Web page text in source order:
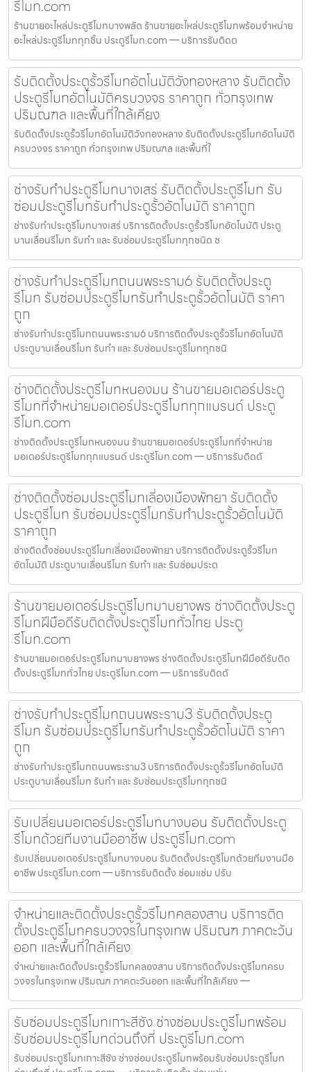
รีโมท.com
ร้านขายอะไหล่ประตูรีโมทบางพลัด ร้านขายอะไหล่ประตูรีโมทพร้อมจำหน่าย
อะไหล่ประตูรีโมททุกชิ้น ประตูรีโมท.com — บริการรับติดต
รับติดตั้งประตูรั้วรีโมทอัตโนมัติวังทองหลาง รับติดตั้ง
ประตูรีโมทอัตโนมัติครบวงจร ราคาถูก ทั่วกรุงเทพ
ปริมณฑล และพื้นที่ใกล้เคียง
รับติดตั้งประตูรั้วรีโมทอัตโนมัติวังทองหลาง รับติดตั้งประตูรีโมทอัตโนมัติ
ครบวงจร ราคาถูก ทั่วกรุงเทพ ปริมณฑล และพื้นที่ใ
ช่างรับทำประตูรีโมทบางเสร่ รับติดตั้งประตูรีโมท รับ
ซ่อมประตูรีโมทรับทำประตูรั้วอัตโนมัติ ราคาถูก
ช่างรับทำประตูรีโมทบางเสร่ บริการติดตั้งประตูรั้วรีโมทอัตโนมัติ ประตู
บานเลื่อนรีโมท รับทำ และ รับซ่อมประตูรีโมททุกชนิด ช
ช่างรับทำประตูรีโมทถนนพระราม6 รับติดตั้งประตู
รีโมท รับซ่อมประตูรีโมทรับทำประตูรั้วอัตโนมัติ ราคา
ถูก
ช่างรับทำประตูรีโมทถนนพระราม6 บริการติดตั้งประตูรั้วรีโมทอัตโนมัติ
ประตูบานเลื่อนรีโมท รับทำ และ รับซ่อมประตูรีโมททุกชนิ
ช่างติดตั้งประตูรีโมทหนองมน ร้านขายมอเตอร์ประตู
รีโมทที่จำหน่ายมอเตอร์ประตูรีโมททุกแบรนด์ ประตู
รีโมท.com
ช่างติดตั้งประตูรีโมทหนองมน ร้านขายมอเตอร์ประตูรีโมทที่จำหน่าย
มอเตอร์ประตูรีโมททุกแบรนด์ ประตูรีโมท.com — บริการรับติดตั
ช่างติดตั้งซ่อมประตูรีโมทเลี่องเมืองพัทยา รับติดตั้ง
ประตูรีโมท รับซ่อมประตูรีโมทรับทำประตูรั้วอัตโนมัติ
ราคาถูก
ช่างติดตั้งซ่อมประตูรีโมทเลี่องเมืองพัทยา บริการติดตั้งประตูรั้วรีโมท
อัตโนมัติ ประตูบานเลื่อนรีโมท รับทำ และ รับซ่อมประต
ร้านขายมอเตอร์ประตูรีโมทมาบยางพร ช่างติดตั้งประตู
รีโมทฝีมือดีรับติดตั้งประตูรีโมททั่วไทย ประตู
รีโมท.com
ร้านขายมอเตอร์ประตูรีโมทมาบยางพร ช่างติดตั้งประตูรีโมทฝีมือดีรับติด
ตั้งประตูรีโมททั่วไทย ประตูรีโมท.com — บริการรับติดตั
ช่างรับทำประตูรีโมทถนนพระราม3 รับติดตั้งประตู
รีโมท รับซ่อมประตูรีโมทรับทำประตูรั้วอัตโนมัติ ราคา
ถูก
ช่างรับทำประตูรีโมทถนนพระราม3 บริการติดตั้งประตูรั้วรีโมทอัตโนมัติ
ประตูบานเลื่อนรีโมท รับทำ และ รับซ่อมประตูรีโมททุกชนิ
รับเปลี่ยนมอเตอร์ประตูรีโมทบางบอน รับติดตั้งประตู
รีโมทด้วยทีมงานมืออาชีพ ประตูรีโมท.com
รับเปลี่ยนมอเตอร์ประตูรีโมทบางบอน รับติดตั้งประตูรีโมทด้วยทีมงานมือ
อาชีพ ประตูรีโมท.com — บริการรับติดตั้ง ซ่อมแซ่ม ปรับ
จำหน่ายและติดตั้งประตูรั้วรีโมทคลองสาน บริการติด
ตั้งประตูรีโมทครบวงจรในกรุงเทพ ปริมณฑ ภาคตะวัน
ออก และพื้นที่ใกล้เคียง
จำหน่ายและติดตั้งประตูรั้วรีโมทคลองสาน บริการติดตั้งประตูรีโมทครบ
วงจรในกรุงเทพ ปริมณฑ ภาคตะวันออก และพื้นที่ใกล้เคียง —
รับซ่อมประตูรีโมทเกาะสีชัง ช่างซ่อมประตูรีโมทพร้อม
รับซ่อมประตูรีโมทด่วนถึงที่ ประตูรีโมท.com
รับซ่อมประตูรีโมทเกาะสีชัง ช่างซ่อมประตูรีโมทพร้อมรับซ่อมประตูรีโมท